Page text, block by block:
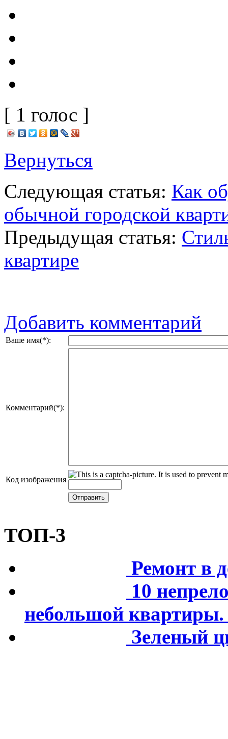
[ 1 голос ]
Вернуться
Следующая статья: Как
обычной городской
Предыдущая статья:
квартире
Добавить комментарий
Ваше имя(*):
Комментарий(*):
Код изображения
ТОП-3
Ремонт в
10
небольшой
Зеленый